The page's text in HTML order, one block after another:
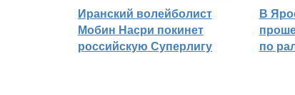
Иранский волейболист
Мобин Насри покинет
российскую Суперлигу
В
по